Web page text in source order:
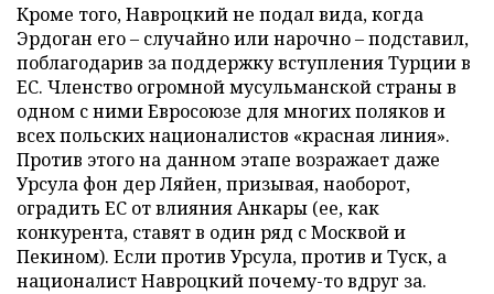
Кроме того, Навроцкий не подал вида, когда
Эрдоган его – случайно или нарочно – подставил,
поблагодарив за поддержку вступления Турции в
ЕС. Членство огромной мусульманской страны в
одном с ними Евросоюзе для многих поляков и
всех польских националистов «красная линия».
Против этого на данном этапе возражает даже
Урсула фон дер Ляйен, призывая, наоборот,
оградить ЕС от влияния Анкары (ее, как
конкурента, ставят в один ряд с Москвой и
Пекином). Если против Урсула, против и Туск, а
националист Навроцкий почему-то вдруг за.